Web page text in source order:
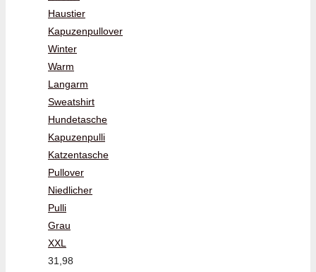
Haustier
Kapuzenpullover
Winter
Warm
Langarm
Sweatshirt
Hundetasche
Kapuzenpulli
Katzentasche
Pullover
Niedlicher
Pulli
Grau
XXL
31,98